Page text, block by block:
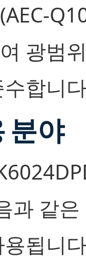
광범
합니
분야
과 같
됩니